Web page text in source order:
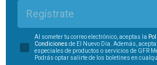
Regístrate
Al someter tu correo electrónico, aceptas la
Condiciones de El Nuevo Día. Además,
especiales de productos o servicios de GFR
Podrás optar salirte de los boletines en